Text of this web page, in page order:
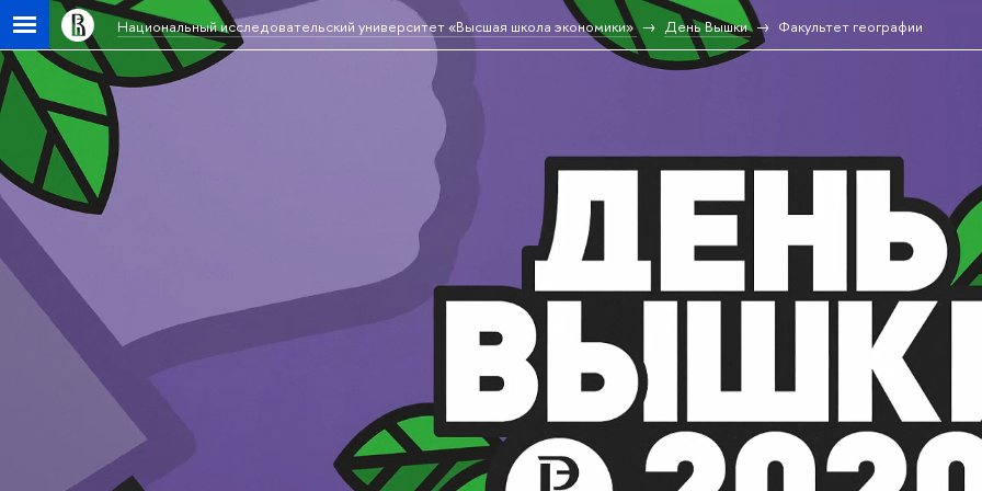
Национальный исследовательский университет «Высшая школа экономики» День Вышки Факультет географии